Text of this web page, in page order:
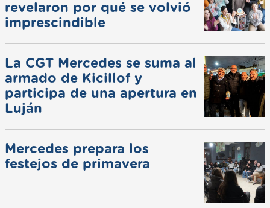
revelaron por qué se volvió
imprescindible
La CGT Mercedes se suma al
armado de Kicillof y
participa de una apertura en
Luján
Mercedes prepara los
festejos de primavera